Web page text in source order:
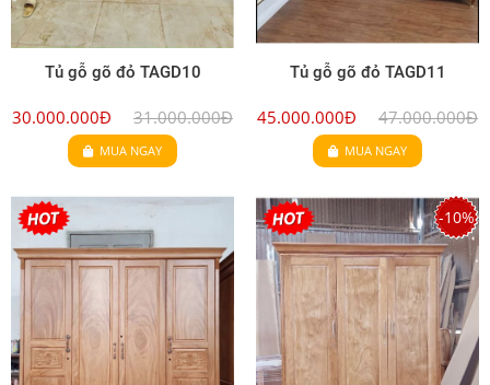
Tủ gỗ gõ đỏ TAGD10
30.000.000Đ 31.000.000Đ
MUA NGAY
Tủ gỗ gõ đỏ TAGD11
45.000.000Đ 47.000.000Đ
MUA NGAY
-10%